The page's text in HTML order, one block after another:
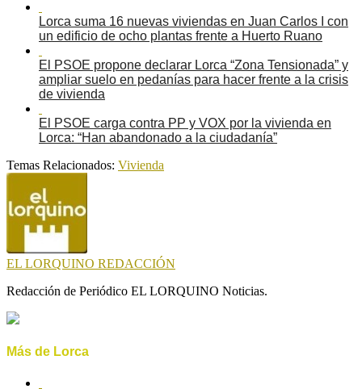
Lorca suma 16 nuevas viviendas en Juan Carlos I con
un edificio de ocho plantas frente a Huerto Ruano
El PSOE propone declarar Lorca “Zona Tensionada” y
ampliar suelo en pedanías para hacer frente a la crisis
de vivienda
El PSOE carga contra PP y VOX por la vivienda en
Lorca: “Han abandonado a la ciudadanía”
Temas Relacionados: Vivienda
EL LORQUINO REDACCIÓN
Redacción de Periódico EL LORQUINO Noticias.
Más de Lorca